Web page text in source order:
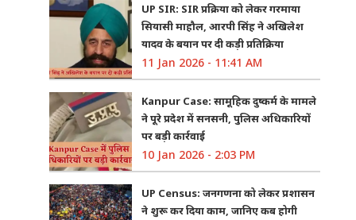
UP SIR: SIR प्रक्रिया को लेकर गरमाया
सियासी माहौल, आरपी सिंह ने अखिलेश
यादव के बयान पर दी कड़ी प्रतिक्रिया
11 Jan 2026 - 11:41 AM
Kanpur Case: सामूहिक दुष्कर्म के मामले
ने पूरे प्रदेश में सनसनी, पुलिस अधिकारियों
पर बड़ी कार्रवाई
10 Jan 2026 - 2:03 PM
UP Census: जनगणना को लेकर प्रशासन
ने शुरू कर दिया काम, जानिए कब होगी